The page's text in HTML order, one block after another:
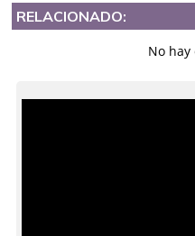
RELACIONADO:
No